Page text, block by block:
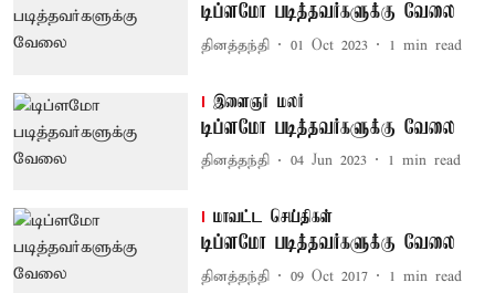
டிப்ளமோ படித்தவர்களுக்கு வேலை
தினத்தந்தி 01 Oct 2023 1 min read
இளைஞர் மலர்
டிப்ளமோ படித்தவர்களுக்கு வேலை
தினத்தந்தி 04 Jun 2023 1 min read
மாவட்ட செய்திகள்
டிப்ளமோ படித்தவர்களுக்கு வேலை
தினத்தந்தி 09 Oct 2017 1 min read